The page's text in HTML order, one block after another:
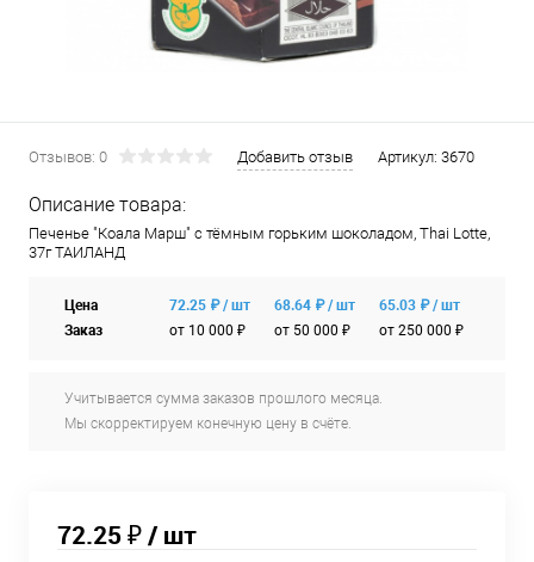
Отзывов: 0 Добавить отзыв Артикул: 3670
Описание товара:
Печенье "Коала Марш" с тёмным горьким шоколадом, Thai Lotte,
37г ТАИЛАНД
Цена
Заказ
72.25 ₽ / шт
от 10 000 ₽
68.64 ₽ / шт
от 50 000 ₽
65.03 ₽ / шт
от 250 000 ₽
Учитывается сумма заказов прошлого месяца.
Мы скорректируем конечную цену в счёте.
72.25 ₽/ шт